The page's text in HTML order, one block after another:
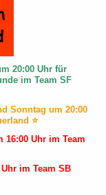
20:00 Uhr für
im Team SF
Sonntag um 20:00
⭐
16:00 Uhr im Team
im Team SB